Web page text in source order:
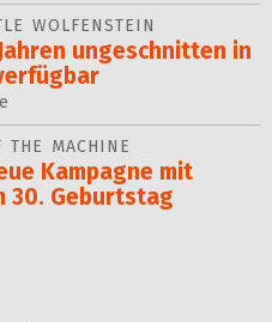
WOLFENSTEIN
ungeschnitten in
THE MACHINE
Kampagne mit
30. Geburtstag